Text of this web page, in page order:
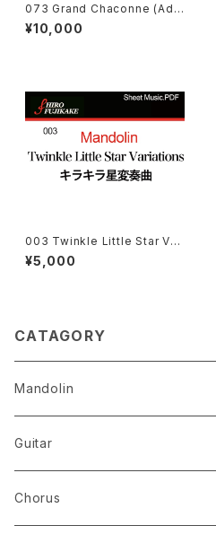
073 Grand Chaconne (Add
itional Ver.) (追加版·グランド．
シャコンヌ)
¥10,000
003 Twinkle Little Star Vari
ations(キラキラ星変奏曲 )
¥5,000
CATAGORY
Mandolin
The Best Selection
Set Package
Guitar
Chorus